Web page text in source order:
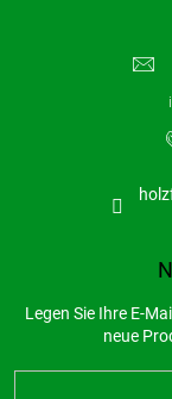
Legen Sie Ihre E-
neue